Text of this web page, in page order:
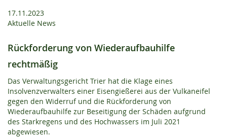
17.11.2023
Aktuelle News
Rückforderung von Wiederaufbauhilfe
rechtmäßig
Das Verwaltungsgericht Trier hat die Klage eines
Insolvenzverwalters einer Eisengießerei aus der Vulkaneifel
gegen den Widerruf und die Rückforderung von
Wiederaufbauhilfe zur Beseitigung der Schäden aufgrund
des Starkregens und des Hochwassers im Juli 2021
abgewiesen.